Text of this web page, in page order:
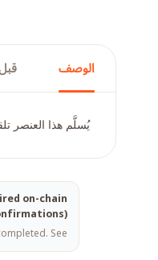
الوصف
يُسلَّم هذا العنصر
on-chain
See